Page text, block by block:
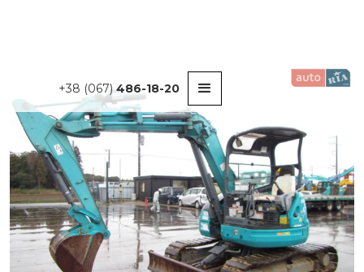
+38 (067)486-18-20